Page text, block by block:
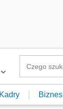
Kadry Biznes